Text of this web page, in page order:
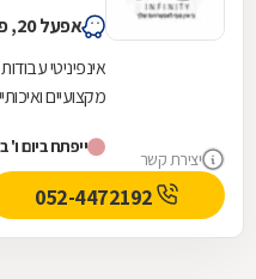
יצירת קשר
אפעל 20, פתח תקווה
אינפיניטי
מקצועיים
ייפתח ביום ו' ב-